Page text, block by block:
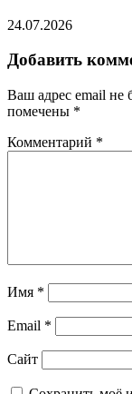
24.07.2026
Добавить
Ваш адрес email не
помечены *
Комментарий *
Имя *
Email *
Сайт